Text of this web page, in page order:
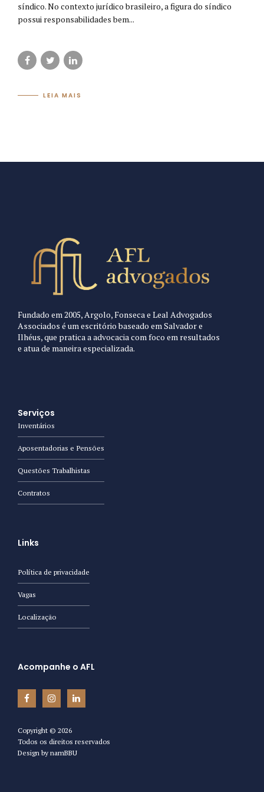
síndico. No contexto jurídico brasileiro, a figura do síndico
possui responsabilidades bem...
LEIA MAIS
Fundado em 2005, Argolo, Fonseca e Leal Advogados
Associados é um escritório baseado em Salvador e
Ilhéus, que pratica a advocacia com foco em resultados
e atua de maneira especializada.
Serviços
Inventários
Aposentadorias e Pensões
Questões Trabalhistas
Contratos
Links
Política de privacidade
Vagas
Localização
Acompanhe o AFL
Copyright © 2026
Todos os direitos reservados
Design by namBBU